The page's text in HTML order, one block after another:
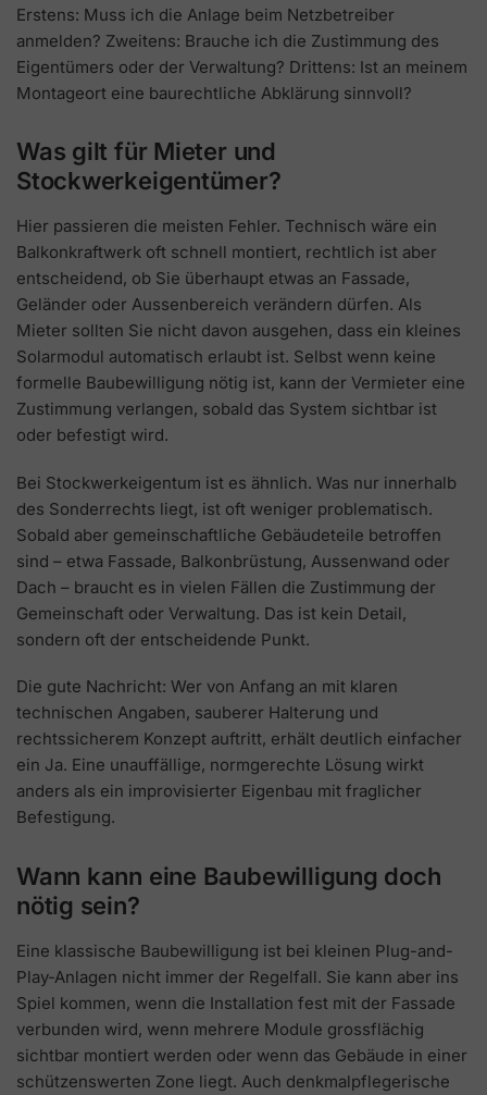
Erstens: Muss ich die Anlage beim Netzbetreiber
anmelden? Zweitens: Brauche ich die Zustimmung des
Eigentümers oder der Verwaltung? Drittens: Ist an meinem
Montageort eine baurechtliche Abklärung sinnvoll?
Was gilt für Mieter und
Stockwerkeigentümer?
Hier passieren die meisten Fehler. Technisch wäre ein
Balkonkraftwerk oft schnell montiert, rechtlich ist aber
entscheidend, ob Sie überhaupt etwas an Fassade,
Geländer oder Aussenbereich verändern dürfen. Als
Mieter sollten Sie nicht davon ausgehen, dass ein kleines
Solarmodul automatisch erlaubt ist. Selbst wenn keine
formelle Baubewilligung nötig ist, kann der Vermieter eine
Zustimmung verlangen, sobald das System sichtbar ist
oder befestigt wird.
Bei Stockwerkeigentum ist es ähnlich. Was nur innerhalb
des Sonderrechts liegt, ist oft weniger problematisch.
Sobald aber gemeinschaftliche Gebäudeteile betroffen
sind – etwa Fassade, Balkonbrüstung, Aussenwand oder
Dach – braucht es in vielen Fällen die Zustimmung der
Gemeinschaft oder Verwaltung. Das ist kein Detail,
sondern oft der entscheidende Punkt.
Die gute Nachricht: Wer von Anfang an mit klaren
technischen Angaben, sauberer Halterung und
rechtssicherem Konzept auftritt, erhält deutlich einfacher
ein Ja. Eine unauffällige, normgerechte Lösung wirkt
anders als ein improvisierter Eigenbau mit fraglicher
Befestigung.
Wann kann eine Baubewilligung doch
nötig sein?
Eine klassische Baubewilligung ist bei kleinen Plug-and-
Play-Anlagen nicht immer der Regelfall. Sie kann aber ins
Spiel kommen, wenn die Installation fest mit der Fassade
verbunden wird, wenn mehrere Module grossflächig
sichtbar montiert werden oder wenn das Gebäude in einer
schützenswerten Zone liegt. Auch denkmalpflegerische